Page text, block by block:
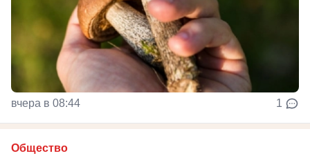
вчера в 08:44 1
Общество